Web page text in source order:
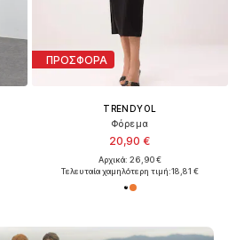
ΠΡΟΣΦΟΡΑ
TRENDYOL
Φόρεμα
20,90 €
Αρχικά: 26,90 €
Τελευταία χαμηλότερη τιμή:18,81 €